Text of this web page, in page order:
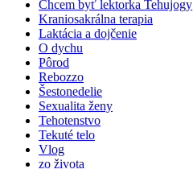
Chcem byť lektorka Tehujogy
Kraniosakrálna terapia
Laktácia a dojčenie
O dychu
Pôrod
Rebozzo
Šestonedelie
Sexualita ženy
Tehotenstvo
Tekuté telo
Vlog
zo života